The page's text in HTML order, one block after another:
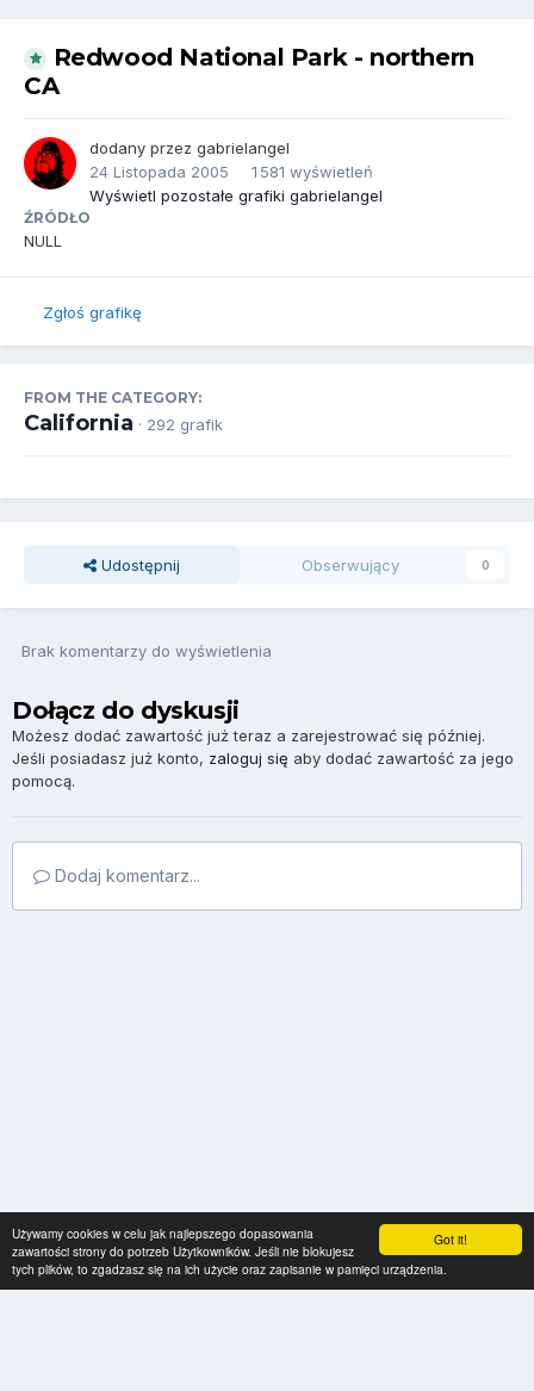
Got it!
Używamy cookies w celu jak najlepszego dopasowania
zawartości strony do potrzeb Użytkowników. Jeśli nie blokujesz
tych plików, to zgadzasz się na ich użycie oraz zapisanie w pamięci urządzenia.
Redwood National Park - northern
CA
dodany przez gabrielangel
24 Listopada 2005
1 581 wyświetleń
Wyświetl pozostałe grafiki gabrielangel
ŹRÓDŁO
NULL
Zgłoś grafikę
FROM THE CATEGORY:
California · 292 grafik
Udostępnij Obserwujący 0
Brak komentarzy do wyświetlenia
Dołącz do dyskusji
Możesz dodać zawartość już teraz a zarejestrować się później.
Jeśli posiadasz już konto, zaloguj się aby dodać zawartość za jego
pomocą.
Dodaj komentarz...